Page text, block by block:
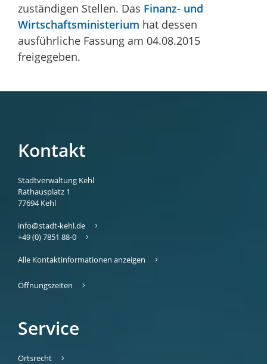
zuständigen Stellen. Das Finanz- und
Wirtschaftsministerium hat dessen
ausführliche Fassung am 04.08.2015
freigegeben.
Kontakt
Stadtverwaltung Kehl
Rathausplatz 1
77694 Kehl
info@stadt-kehl.de
+49 (0) 7851 88-0
Alle Kontaktinformationen anzeigen
Öffnungszeiten
Service
Ortsrecht